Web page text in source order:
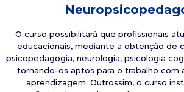
O curso possibilitará que profissionais
educacionais, mediante a obtenção de
psicopedagogia, neurologia, psicologia
tornando-os aptos para o trabalho com
aprendizagem. Outrossim, o curso